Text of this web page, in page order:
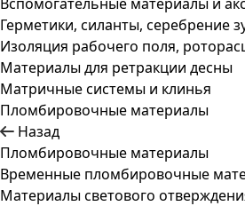
Герметики, силанты, серебрение
Изоляция рабочего поля,
Материалы для ретракции десны
Матричные системы и клинья
Пломбировочные материалы
Назад
Пломбировочные материалы
Временные пломбировочные
Материалы светового